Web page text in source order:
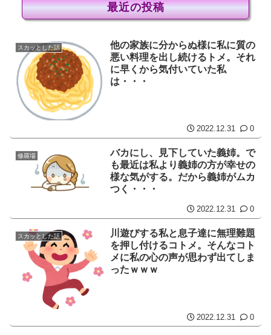
最近の投稿
スカッとした話
他の家族に分からぬ様に私に質の
悪い料理を出し続けるトメ。それ
に早くから気付いていた私
は・・・
2022.12.31 0
修羅場
バカにし、見下していた義姉。で
も最近は私より義姉の方が幸せの
様な気がする。だから義姉がムカ
つく・・・
2022.12.31 0
スカッとした話
川遊びする私と息子達に無理難題
を押し付けるコトメ。そんなコト
メに私の心の声が思わず出てしま
ったｗｗｗ
2022.12.31 0